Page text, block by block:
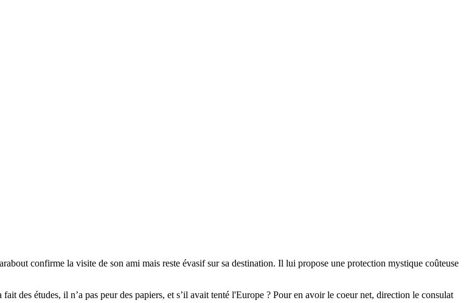
confirme la visite de son ami mais reste évasif sur sa destination. Il lui propose une protection mystique coûteuse
des études, il n’a pas peur des papiers, et s’il avait tenté l'Europe ? Pour en avoir le coeur net, direction le consulat